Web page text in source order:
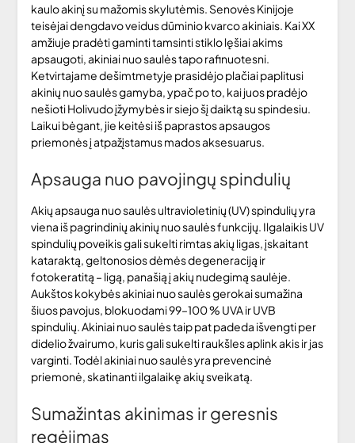
kaulo akinį su mažomis skylutėmis. Senovės Kinijoje
teisėjai dengdavo veidus dūminio kvarco akiniais. Kai XX
amžiuje pradėti gaminti tamsinti stiklo lęšiai akims
apsaugoti, akiniai nuo saulės tapo rafinuotesni.
Ketvirtajame dešimtmetyje prasidėjo plačiai paplitusi
akinių nuo saulės gamyba, ypač po to, kai juos pradėjo
nešioti Holivudo įžymybės ir siejo šį daiktą su spindesiu.
Laikui bėgant, jie keitėsi iš paprastos apsaugos
priemonės į atpažįstamus mados aksesuarus.
Apsauga nuo pavojingų spindulių
Akių apsauga nuo saulės ultravioletinių (UV) spindulių yra
viena iš pagrindinių akinių nuo saulės funkcijų. Ilgalaikis UV
spindulių poveikis gali sukelti rimtas akių ligas, įskaitant
kataraktą, geltonosios dėmės degeneraciją ir
fotokeratitą – ligą, panašią į akių nudegimą saulėje.
Aukštos kokybės akiniai nuo saulės gerokai sumažina
šiuos pavojus, blokuodami 99–100 % UVA ir UVB
spindulių. Akiniai nuo saulės taip pat padeda išvengti per
didelio žvairumo, kuris gali sukelti raukšles aplink akis ir jas
varginti. Todėl akiniai nuo saulės yra prevencinė
priemonė, skatinanti ilgalaikę akių sveikatą.
Sumažintas akinimas ir geresnis
regėjimas